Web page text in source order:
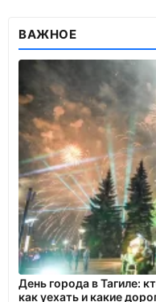
ВАЖНОЕ
День города в Тагиле:
как уехать и какие